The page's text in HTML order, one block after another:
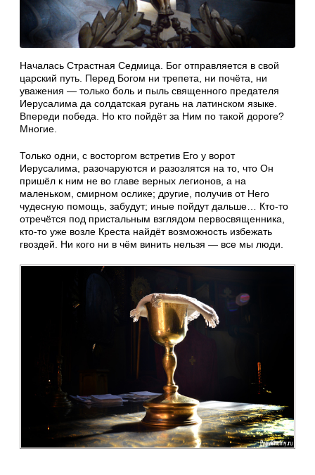
Началась Страстная Седмица. Бог отправляется в свой
царский путь. Перед Богом ни трепета, ни почёта, ни
уважения — только боль и пыль священного предателя
Иерусалима да солдатская ругань на латинском языке.
Впереди победа. Но кто пойдёт за Ним по такой дороге?
Многие.
Только одни, с восторгом встретив Его у ворот
Иерусалима, разочаруются и разозлятся на то, что Он
пришёл к ним не во главе верных легионов, а на
маленьком, смирном ослике; другие, получив от Него
чудесную помощь, забудут; иные пойдут дальше… Кто-то
отречётся под пристальным взглядом первосвященника,
кто-то уже возле Креста найдёт возможность избежать
гвоздей. Ни кого ни в чём винить нельзя — все мы люди.